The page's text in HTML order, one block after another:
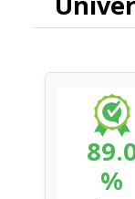
%